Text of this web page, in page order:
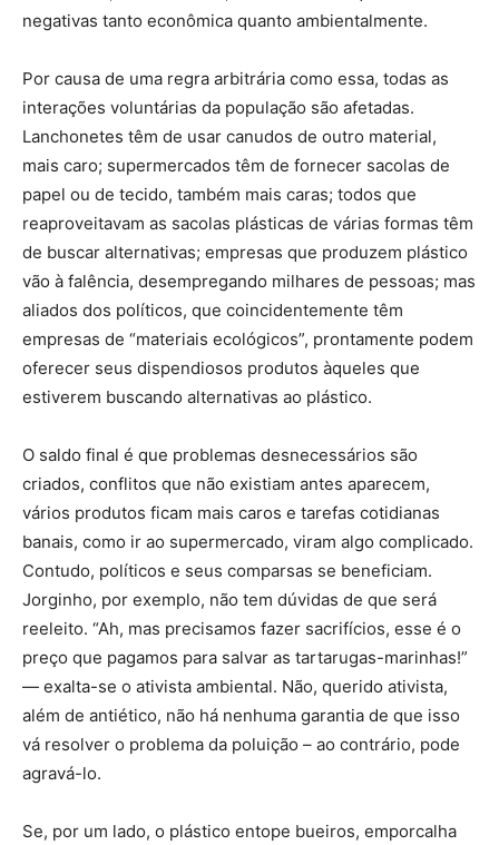
negativas tanto econômica quanto ambientalmente.
Por causa de uma regra arbitrária como essa, todas as
interações voluntárias da população são afetadas.
Lanchonetes têm de usar canudos de outro material,
mais caro; supermercados têm de fornecer sacolas de
papel ou de tecido, também mais caras; todos que
reaproveitavam as sacolas plásticas de várias formas têm
de buscar alternativas; empresas que produzem plástico
vão à falência, desempregando milhares de pessoas; mas
aliados dos políticos, que coincidentemente têm
empresas de “materiais ecológicos”, prontamente podem
oferecer seus dispendiosos produtos àqueles que
estiverem buscando alternativas ao plástico.
O saldo final é que problemas desnecessários são
criados, conflitos que não existiam antes aparecem,
vários produtos ficam mais caros e tarefas cotidianas
banais, como ir ao supermercado, viram algo complicado.
Contudo, políticos e seus comparsas se beneficiam.
Jorginho, por exemplo, não tem dúvidas de que será
reeleito. “Ah, mas precisamos fazer sacrifícios, esse é o
preço que pagamos para salvar as tartarugas-marinhas!”
— exalta-se o ativista ambiental. Não, querido ativista,
além de antiético, não há nenhuma garantia de que isso
vá resolver o problema da poluição – ao contrário, pode
agravá-lo.
Se, por um lado, o plástico entope bueiros, emporcalha